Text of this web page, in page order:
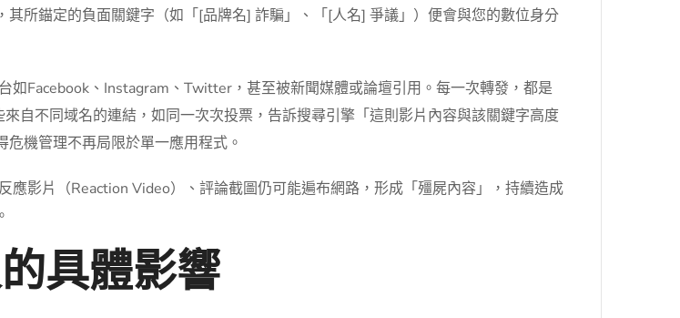
所錨定的負面關鍵字（如「[品牌名] 詐騙」、「[人名] 爭議」）便會與您的數位身分
如Facebook、Instagram、Twitter，甚至被新聞媒體或論壇引用。每一次轉發，都是
自不同域名的連結，如同一次次投票，告訴搜尋引擎「這則影片內容與該關鍵字高度
機管理不再局限於單一應用程式。
應影片（Reaction Video）、評論截圖仍可能遍布網路，形成「殭屍內容」，持續造成
具體影響